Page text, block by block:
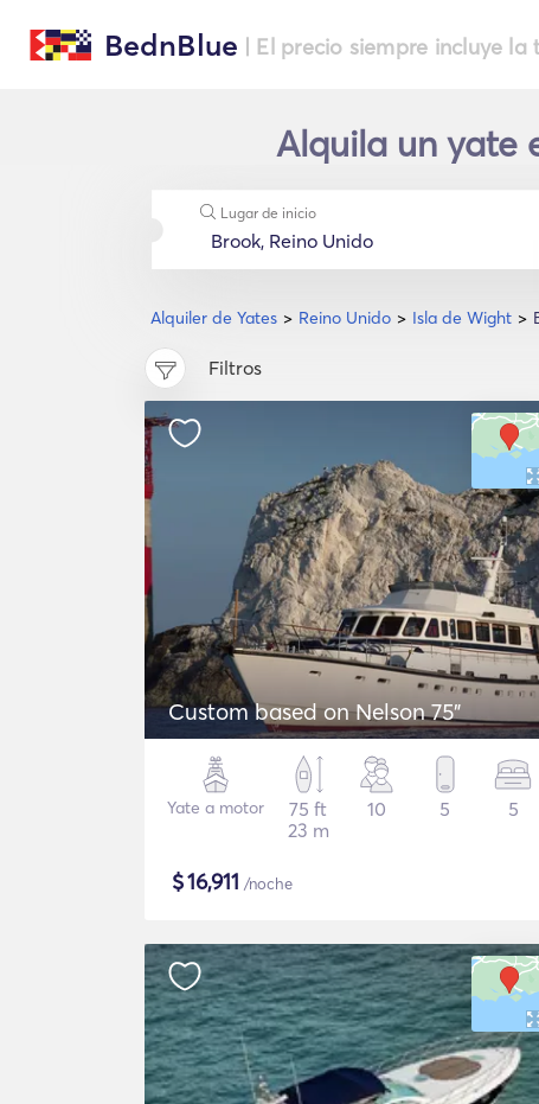
BednBlue | El precio siempre incluye
Alquila un yate
Alquiler de Yates Reino Unido Isla de Wight
Lugar de inicio
Filtros
Custom based on Nelson 75"
Yate a motor
75 ft
23 m
10 5 5
$16,911 /noche